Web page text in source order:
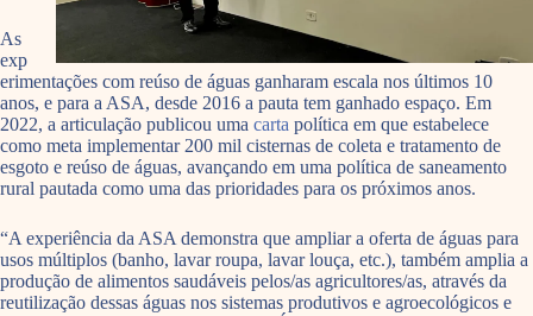
As
exp
erimentações com reúso de águas ganharam escala nos últimos 10
anos, e para a ASA, desde 2016 a pauta tem ganhado espaço. Em
2022, a articulação publicou uma carta política em que estabelece
como meta implementar 200 mil cisternas de coleta e tratamento de
esgoto e reúso de águas, avançando em uma política de saneamento
rural pautada como uma das prioridades para os próximos anos.
“A experiência da ASA demonstra que ampliar a oferta de águas para
usos múltiplos (banho, lavar roupa, lavar louça, etc.), também amplia a
produção de alimentos saudáveis pelos/as agricultores/as, através da
reutilização dessas águas nos sistemas produtivos e agroecológicos e